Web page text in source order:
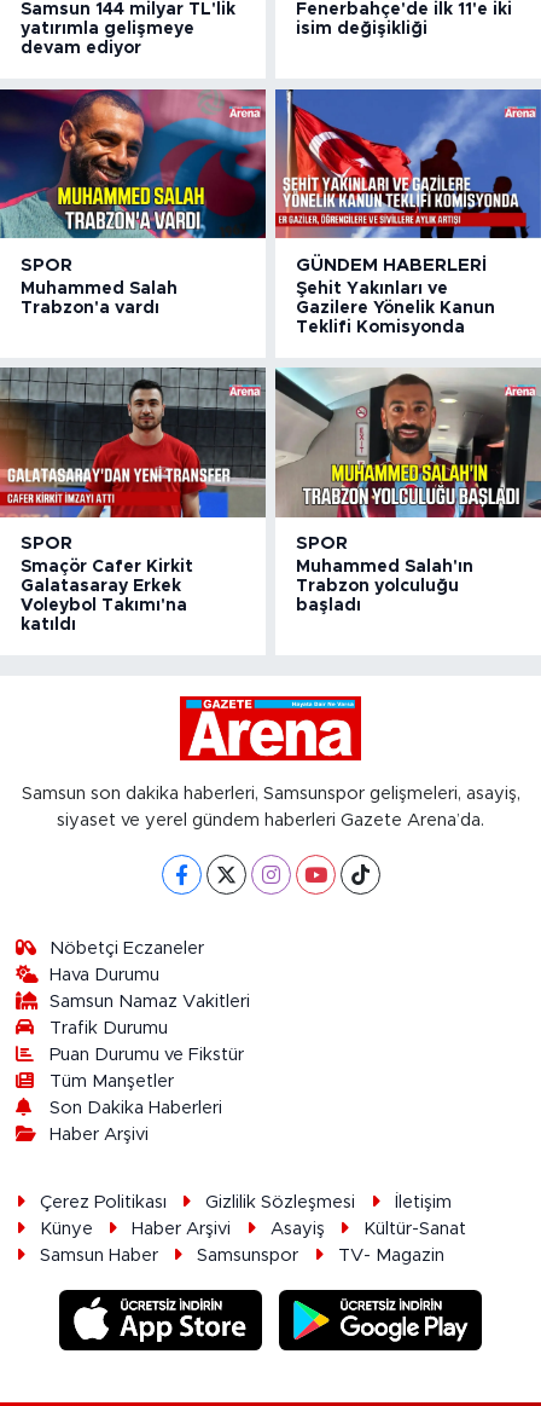
Samsun 144 milyar TL'lik
yatırımla gelişmeye
devam ediyor
Fenerbahçe'de ilk 11'e iki
isim değişikliği
SPOR
Muhammed Salah
Trabzon'a vardı
GÜNDEM HABERLERI
Şehit Yakınları ve
Gazilere Yönelik Kanun
Teklifi Komisyonda
SPOR
Smaçör Cafer Kirkit
Galatasaray Erkek
Voleybol Takımı'na
katıldı
SPOR
Muhammed Salah'ın
Trabzon yolculuğu
başladı
Samsun son dakika haberleri, Samsunspor gelişmeleri, asayiş,
siyaset ve yerel gündem haberleri Gazete Arena’da.
Nöbetçi Eczaneler
Hava Durumu
Samsun Namaz Vakitleri
Trafik Durumu
Puan Durumu ve Fikstür
Tüm Manşetler
Son Dakika Haberleri
Haber Arşivi
Çerez Politikası Gizlilik Sözleşmesi
İletişim
Künye
Haber Arşivi Asayiş
Kültür-Sanat
Samsun Haber
Samsunspor TV- Magazin